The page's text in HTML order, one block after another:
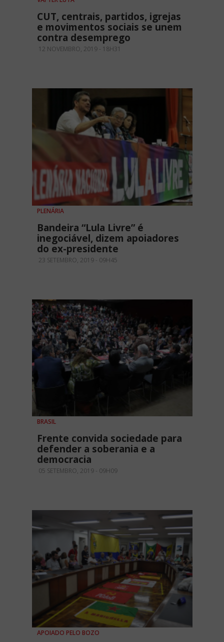
CUT, centrais, partidos, igrejas
e movimentos sociais se unem
contra desemprego
12 NOVEMBRO, 2019 - 18H31
PLENÁRIA
Bandeira “Lula Livre” é
inegociável, dizem apoiadores
do ex-presidente
23 SETEMBRO, 2019 - 09H45
BRASIL
Frente convida sociedade para
defender a soberania e a
democracia
05 SETEMBRO, 2019 - 09H09
APOIADO PELO BOZO